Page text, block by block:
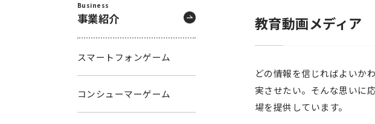
Business
事業紹介
スマートフォンゲーム
コンシューマーゲーム
教育動画メディア
どの情報を信じればよいか
実させたい。そんな思いに
場を提供しています。